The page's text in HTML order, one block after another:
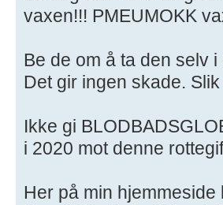
vaxen!!! PMEUMOKK
Be de om å ta den selv
Det gir ingen skade.
Ikke gi
i 2020 mot denne
Her på min